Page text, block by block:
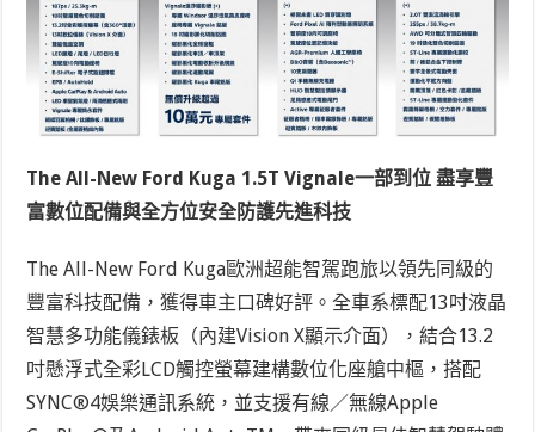
The All-New Ford Kuga 1.5T Vignale一部到位 盡享豐
富數位配備與全方位安全防護先進科技
The All-New Ford Kuga歐洲超能智駕跑旅以領先同級的
豐富科技配備，獲得車主口碑好評。全車系標配13吋液晶
智慧多功能儀錶板（內建Vision X顯示介面），結合13.2
吋懸浮式全彩LCD觸控螢幕建構數位化座艙中樞，搭配
SYNC®4娛樂通訊系統，並支援有線／無線Apple